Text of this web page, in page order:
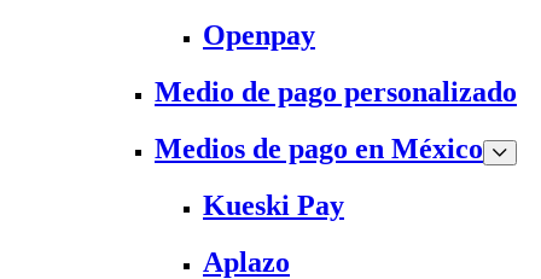
Openpay
Medio de pago personalizado
Medios de pago en México
Kueski Pay
Aplazo